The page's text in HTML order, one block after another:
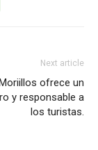
Next article
ofrece un
y responsable a
los turistas.